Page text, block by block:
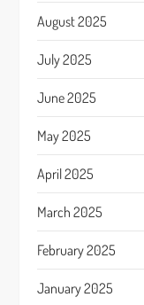
August 2025
July 2025
June 2025
May 2025
April 2025
March 2025
February 2025
January 2025